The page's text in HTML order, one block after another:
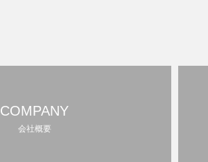
COMPANY
会社概要